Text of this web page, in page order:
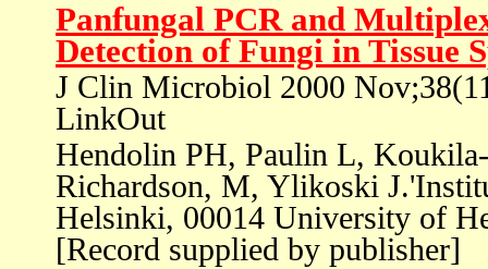
Panfungal PCR and
Detection of Fungi in Tissue
J Clin Microbiol 2000
LinkOut
Hendolin PH, Paulin L,
Richardson, M, Ylikoski
Helsinki, 00014 University of
[Record supplied by publisher]